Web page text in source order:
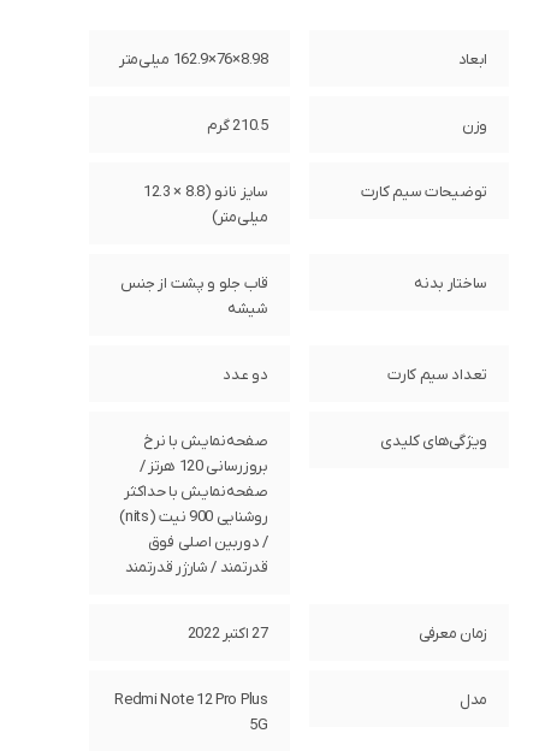
ابعاد 8.98×76×162.9 میلی‌متر
وزن 210.5 گرم
توضیحات سیم کارت
سایز نانو (8.8 × 12.3
میلی‌متر)
ساختار بدنه
قاب جلو و پشت از جنس
شیشه
تعداد سیم کارت دو عدد
ویژگی‌های کلیدی
صفحه‌نمایش با نرخ
بروزرسانی 120 هرتز /
صفحه‌نمایش با حداکثر
روشنایی 900 نیت (nits)
/ دوربین اصلی فوق
قدرتمند / شارژر قدرتمند
زمان معرفی 27 اکتبر 2022
مدل
Redmi Note 12 Pro Plus
5G